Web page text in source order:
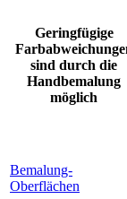
Geringfügige
sind durch die
Handbemalung
möglich
Bemalung-
Oberflächen